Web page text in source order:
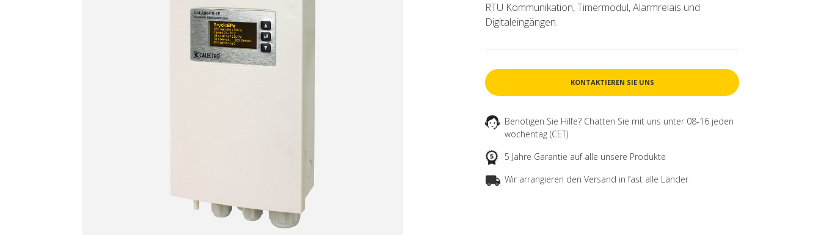
RTU Kommunikation, Timermodul, Alarmrelais und
Digitaleingängen.
KONTAKTIEREN SIE UNS
Benötigen Sie Hilfe? Chatten Sie mit uns unter 08-16 jeden
wochentag (CET)
5 Jahre Garantie auf alle unsere Produkte
Wir arrangieren den Versand in fast alle Länder